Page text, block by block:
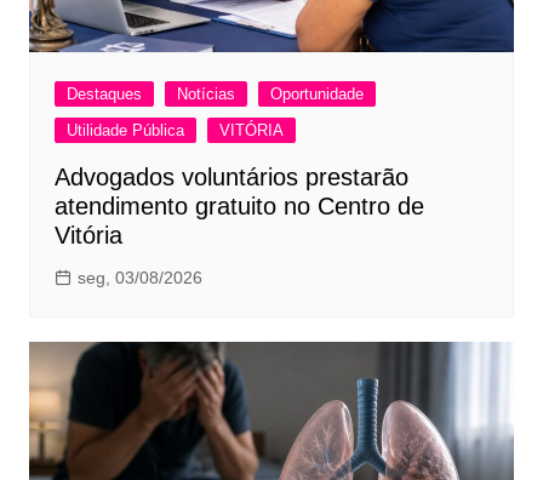
Destaques Notícias
Oportunidade
Utilidade Pública
VITÓRIA
Advogados voluntários prestarão
atendimento gratuito no Centro de
Vitória
seg, 03/08/2026